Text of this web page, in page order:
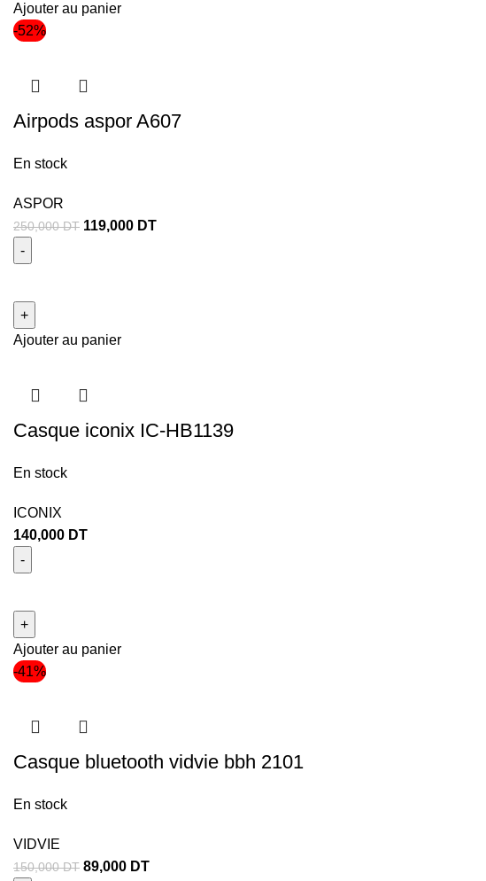
Ajouter au panier
-52%
Airpods aspor A607
En stock
ASPOR
250,000DT 119,000 DT
Ajouter au panier
Casque iconix IC-HB1139
En stock
ICONIX
140,000 DT
Ajouter au panier
-41%
Casque bluetooth vidvie bbh 2101
En stock
VIDVIE
150,000DT 89,000 DT